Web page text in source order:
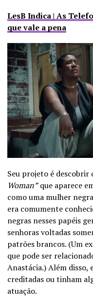
LesB Indica | As
que vale a pena
Seu projeto é descobrir
Woman”que aparece
como uma mulher
era comumente
negras nesses papéis
senhoras voltadas
patrões brancos. (Um
que pode ser
Anastácia.) Além disso,
creditadas ou tinham
atuação.